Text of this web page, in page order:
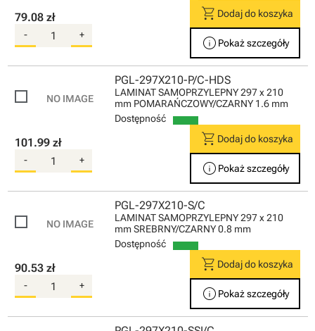
79.08 zł
- +
shopping_cart Dodaj do koszyka
info Pokaż szczegóły
PGL-297X210-P/C-HDS
LAMINAT SAMOPRZYLEPNY 297 x 210
mm POMARAŃCZOWY/CZARNY 1.6 mm
Dostępność
101.99 zł
- +
shopping_cart Dodaj do koszyka
info Pokaż szczegóły
PGL-297X210-S/C
LAMINAT SAMOPRZYLEPNY 297 x 210
mm SREBRNY/CZARNY 0.8 mm
Dostępność
90.53 zł
- +
shopping_cart Dodaj do koszyka
info Pokaż szczegóły